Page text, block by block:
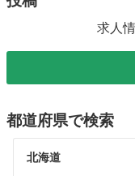
求人
都道府県で検索
北海道